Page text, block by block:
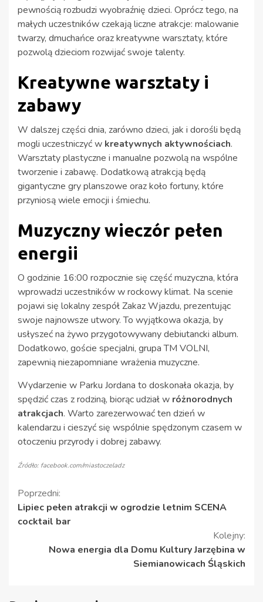
pewnością rozbudzi wyobraźnię dzieci. Oprócz tego, na
małych uczestników czekają liczne atrakcje: malowanie
twarzy, dmuchańce oraz kreatywne warsztaty, które
pozwolą dzieciom rozwijać swoje talenty.
Kreatywne warsztaty i
zabawy
W dalszej części dnia, zarówno dzieci, jak i dorośli będą
mogli uczestniczyć w kreatywnych aktywnościach.
Warsztaty plastyczne i manualne pozwolą na wspólne
tworzenie i zabawę. Dodatkową atrakcją będą
gigantyczne gry planszowe oraz koło fortuny, które
przyniosą wiele emocji i śmiechu.
Muzyczny wieczór pełen
energii
O godzinie 16:00 rozpocznie się część muzyczna, która
wprowadzi uczestników w rockowy klimat. Na scenie
pojawi się lokalny zespół Zakaz Wjazdu, prezentując
swoje najnowsze utwory. To wyjątkowa okazja, by
usłyszeć na żywo przygotowywany debiutancki album.
Dodatkowo, goście specjalni, grupa TM VOLNI,
zapewnią niezapomniane wrażenia muzyczne.
Wydarzenie w Parku Jordana to doskonała okazja, by
spędzić czas z rodziną, biorąc udział w różnorodnych
atrakcjach. Warto zarezerwować ten dzień w
kalendarzu i cieszyć się wspólnie spędzonym czasem w
otoczeniu przyrody i dobrej zabawy.
Źródło: facebook.com/miastoczeladz
Kontynuuj
czytanie
Poprzedni:
Lipiec pełen atrakcji w ogrodzie letnim SCENA
cocktail bar
Kolejny:
Nowa energia dla Domu Kultury Jarzębina w
Siemianowicach Śląskich